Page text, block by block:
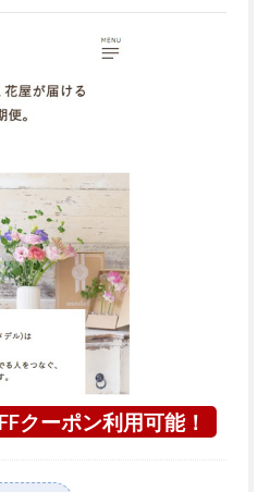
クーポン利用可能！